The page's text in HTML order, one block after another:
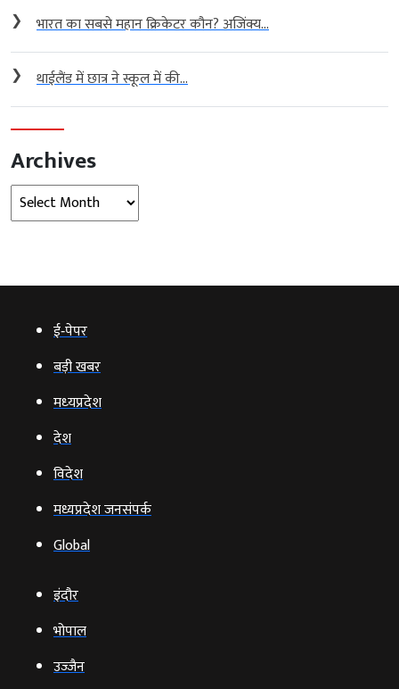
❯ भारत का सबसे महान क्रिकेटर कौन? अजिंक्य...
❯ थाईलैंड में छात्र ने स्कूल में की...
Archives
Archives
ई‑पेपर
बड़ी खबर
मध्‍यप्रदेश
देश
विदेश
मध्यप्रदेश जनसंपर्क
Global
इंदौर
भोपाल
उज्‍जैन